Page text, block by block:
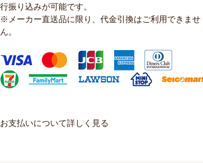
行振り込みが可能です。
※メーカー直送品に限り、代金引換はご利用できませ
ん。
お支払いについて詳しく見る